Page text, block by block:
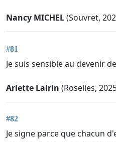
Nancy MICHEL(Souvret,
#81
Je suis sensible au devenir
Arlette Lairin (Roselies,
#82
Je signe parce que chacun